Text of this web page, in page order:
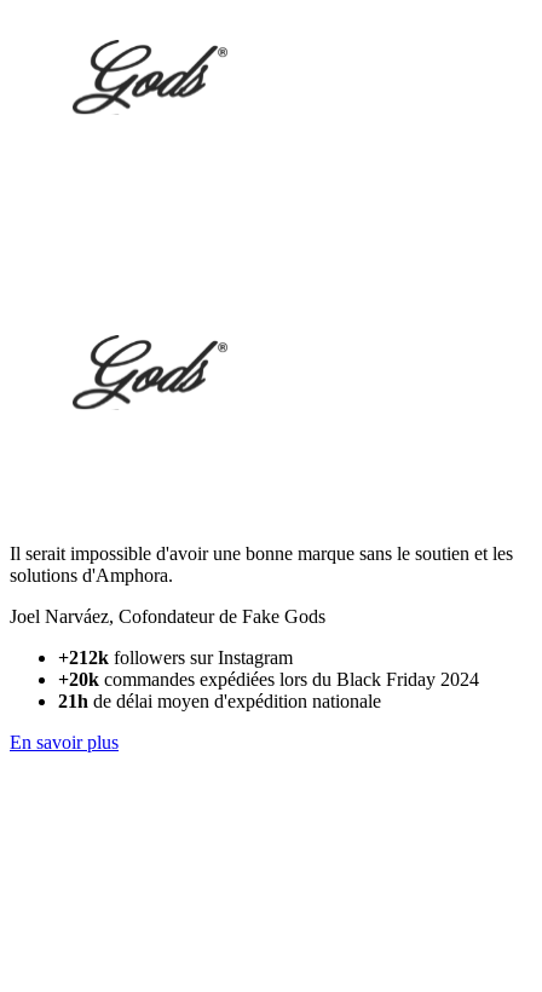
Il serait impossible d'avoir une bonne marque sans le soutien et les
solutions d'Amphora.
Joel Narváez, Cofondateur de Fake Gods
+212k followers sur Instagram
+20k commandes expédiées lors du Black Friday 2024
21h de délai moyen d'expédition nationale
En savoir plus